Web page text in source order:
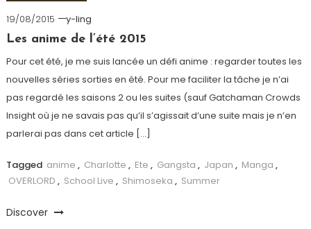
19/08/2015
y-ling
Les anime de l’été 2015
Pour cet été, je me suis lancée un défi anime : regarder toutes les
nouvelles séries sorties en été. Pour me faciliter la tâche je n’ai
pas regardé les saisons 2 ou les suites (sauf Gatchaman Crowds
Insight où je ne savais pas qu’il s’agissait d’une suite mais je n’en
parlerai pas dans cet article […]
Tagged anime , Charlotte , Ete , Gangsta , Japan , Manga ,
OVERLORD , School Live , Shimoseka , Summer
Discover